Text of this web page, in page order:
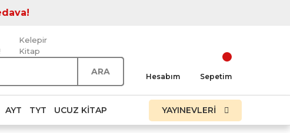
Kelepir
Kitap
ARA Hesabım Sepetim
AYT TYT UCUZ KITAP YAYINEVLERİ